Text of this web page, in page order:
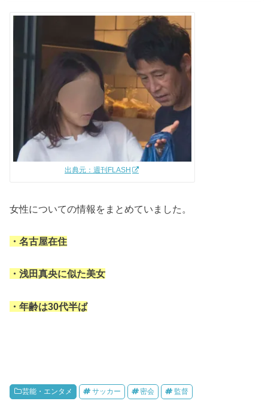
出典元：週刊FLASH
女性についての情報をまとめていました。
・名古屋在住
・浅田真央に似た美女
・年齢は30代半ば
芸能・エンタメ サッカー 密会 監督